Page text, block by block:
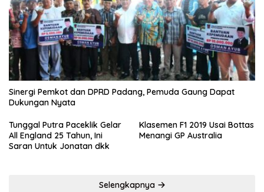
Sinergi Pemkot dan DPRD Padang, Pemuda Gaung Dapat
Dukungan Nyata
Tunggal Putra Paceklik Gelar
All England 25 Tahun, Ini
Saran Untuk Jonatan dkk
Klasemen F1 2019 Usai Bottas
Menangi GP Australia
Selengkapnya